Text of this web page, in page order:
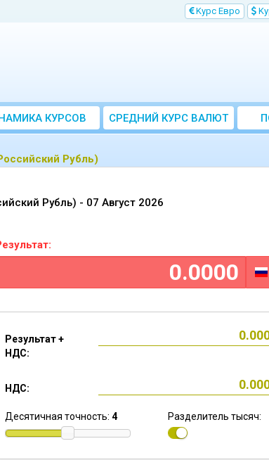
Kурс Евро
КУРСОВ
CРЕДНИЙ КУРС ВАЛЮТ
ЗА МЕСЯЦ
Рубль)
Рубль) - 07 Август 2026
Результат +
НДС:
НДС:
Десятичная точность: 4 Разделитель тысяч: